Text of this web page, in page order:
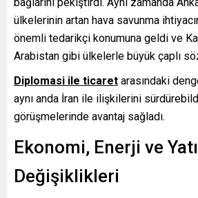
ülkelerinin artan hava savunma
önemli tedarikçi konumuna geldi ve
Arabistan gibi ülkelerle büyük çaplı
Diplomasi ile ticaret arasındaki
aynı anda İran ile ilişkilerini
görüşmelerinde avantaj sağladı.
Ekonomi, Enerji ve
Değişiklikleri